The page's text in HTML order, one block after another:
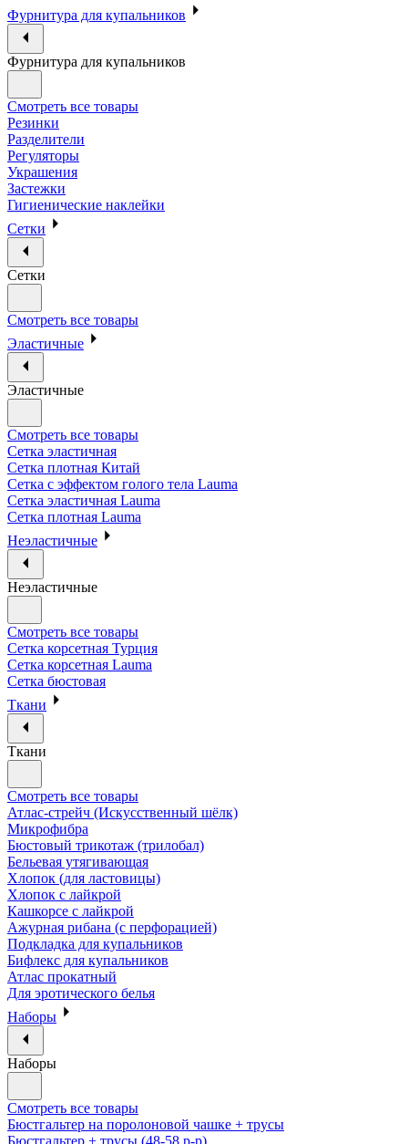
Фурнитура для купальников
Фурнитура для купальников
Смотреть все товары
Резинки
Разделители
Регуляторы
Украшения
Застежки
Гигиенические наклейки
Сетки
Сетки
Смотреть все товары
Эластичные
Эластичные
Смотреть все товары
Сетка эластичная
Сетка плотная Китай
Сетка с эффектом голого тела Lauma
Сетка эластичная Lauma
Сетка плотная Lauma
Неэластичные
Неэластичные
Смотреть все товары
Сетка корсетная Турция
Сетка корсетная Lauma
Сетка бюстовая
Ткани
Ткани
Смотреть все товары
Атлас-стрейч (Искусственный шёлк)
Микрофибра
Бюстовый трикотаж (трилобал)
Бельевая утягивающая
Хлопок (для ластовицы)
Хлопок с лайкрой
Кашкорсе с лайкрой
Ажурная рибана (с перфорацией)
Подкладка для купальников
Бифлекс для купальников
Атлас прокатный
Для эротического белья
Наборы
Наборы
Смотреть все товары
Бюстгальтер на поролоновой чашке + трусы
Бюстгальтер + трусы (48-58 р-р)